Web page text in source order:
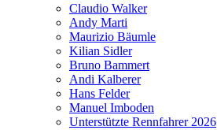
Claudio Walker
Andy Marti
Maurizio Bäumle
Kilian Sidler
Bruno Bammert
Andi Kalberer
Hans Felder
Manuel Imboden
Unterstützte Rennfahrer 2026